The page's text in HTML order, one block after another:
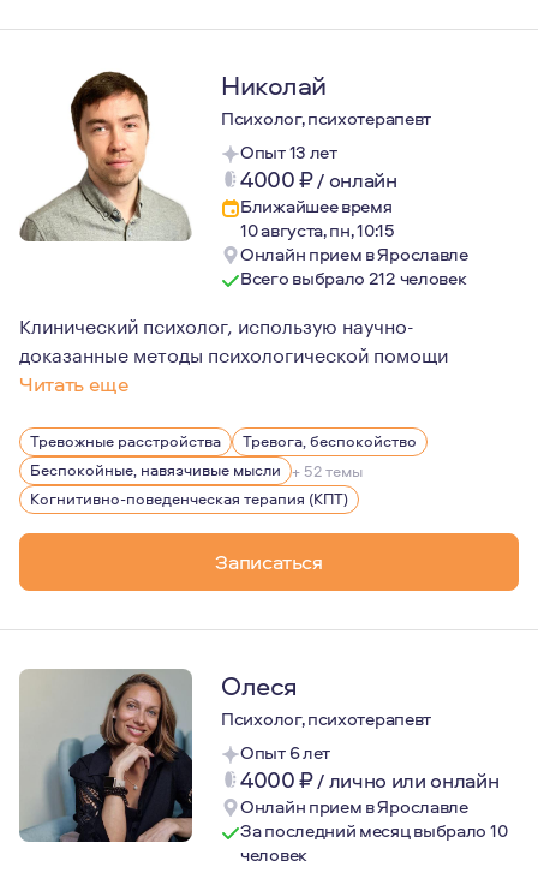
Способность к гореванию, которая открывает новые
Николай
Психолог, психотерапевт
Опыт 13 лет
4000₽/ онлайн
Ближайшее время
10 августа, пн, 10:15
Онлайн прием в Ярославле
Всего выбрало 212 человек
Клинический психолог, использую научно-
доказанные методы психологической помощи
Читать еще
Мой подход к терапии - непредвзятый,
Тревожные расстройства
Тревога, беспокойство
Беспокойные, навязчивые мысли + 52 темы
Когнитивно-поведенческая терапия (КПТ)
Записаться
Олеся
Психолог, психотерапевт
Опыт 6 лет
4000₽/лично или онлайн
Онлайн прием в Ярославле
За последний месяц выбрало 10
человек